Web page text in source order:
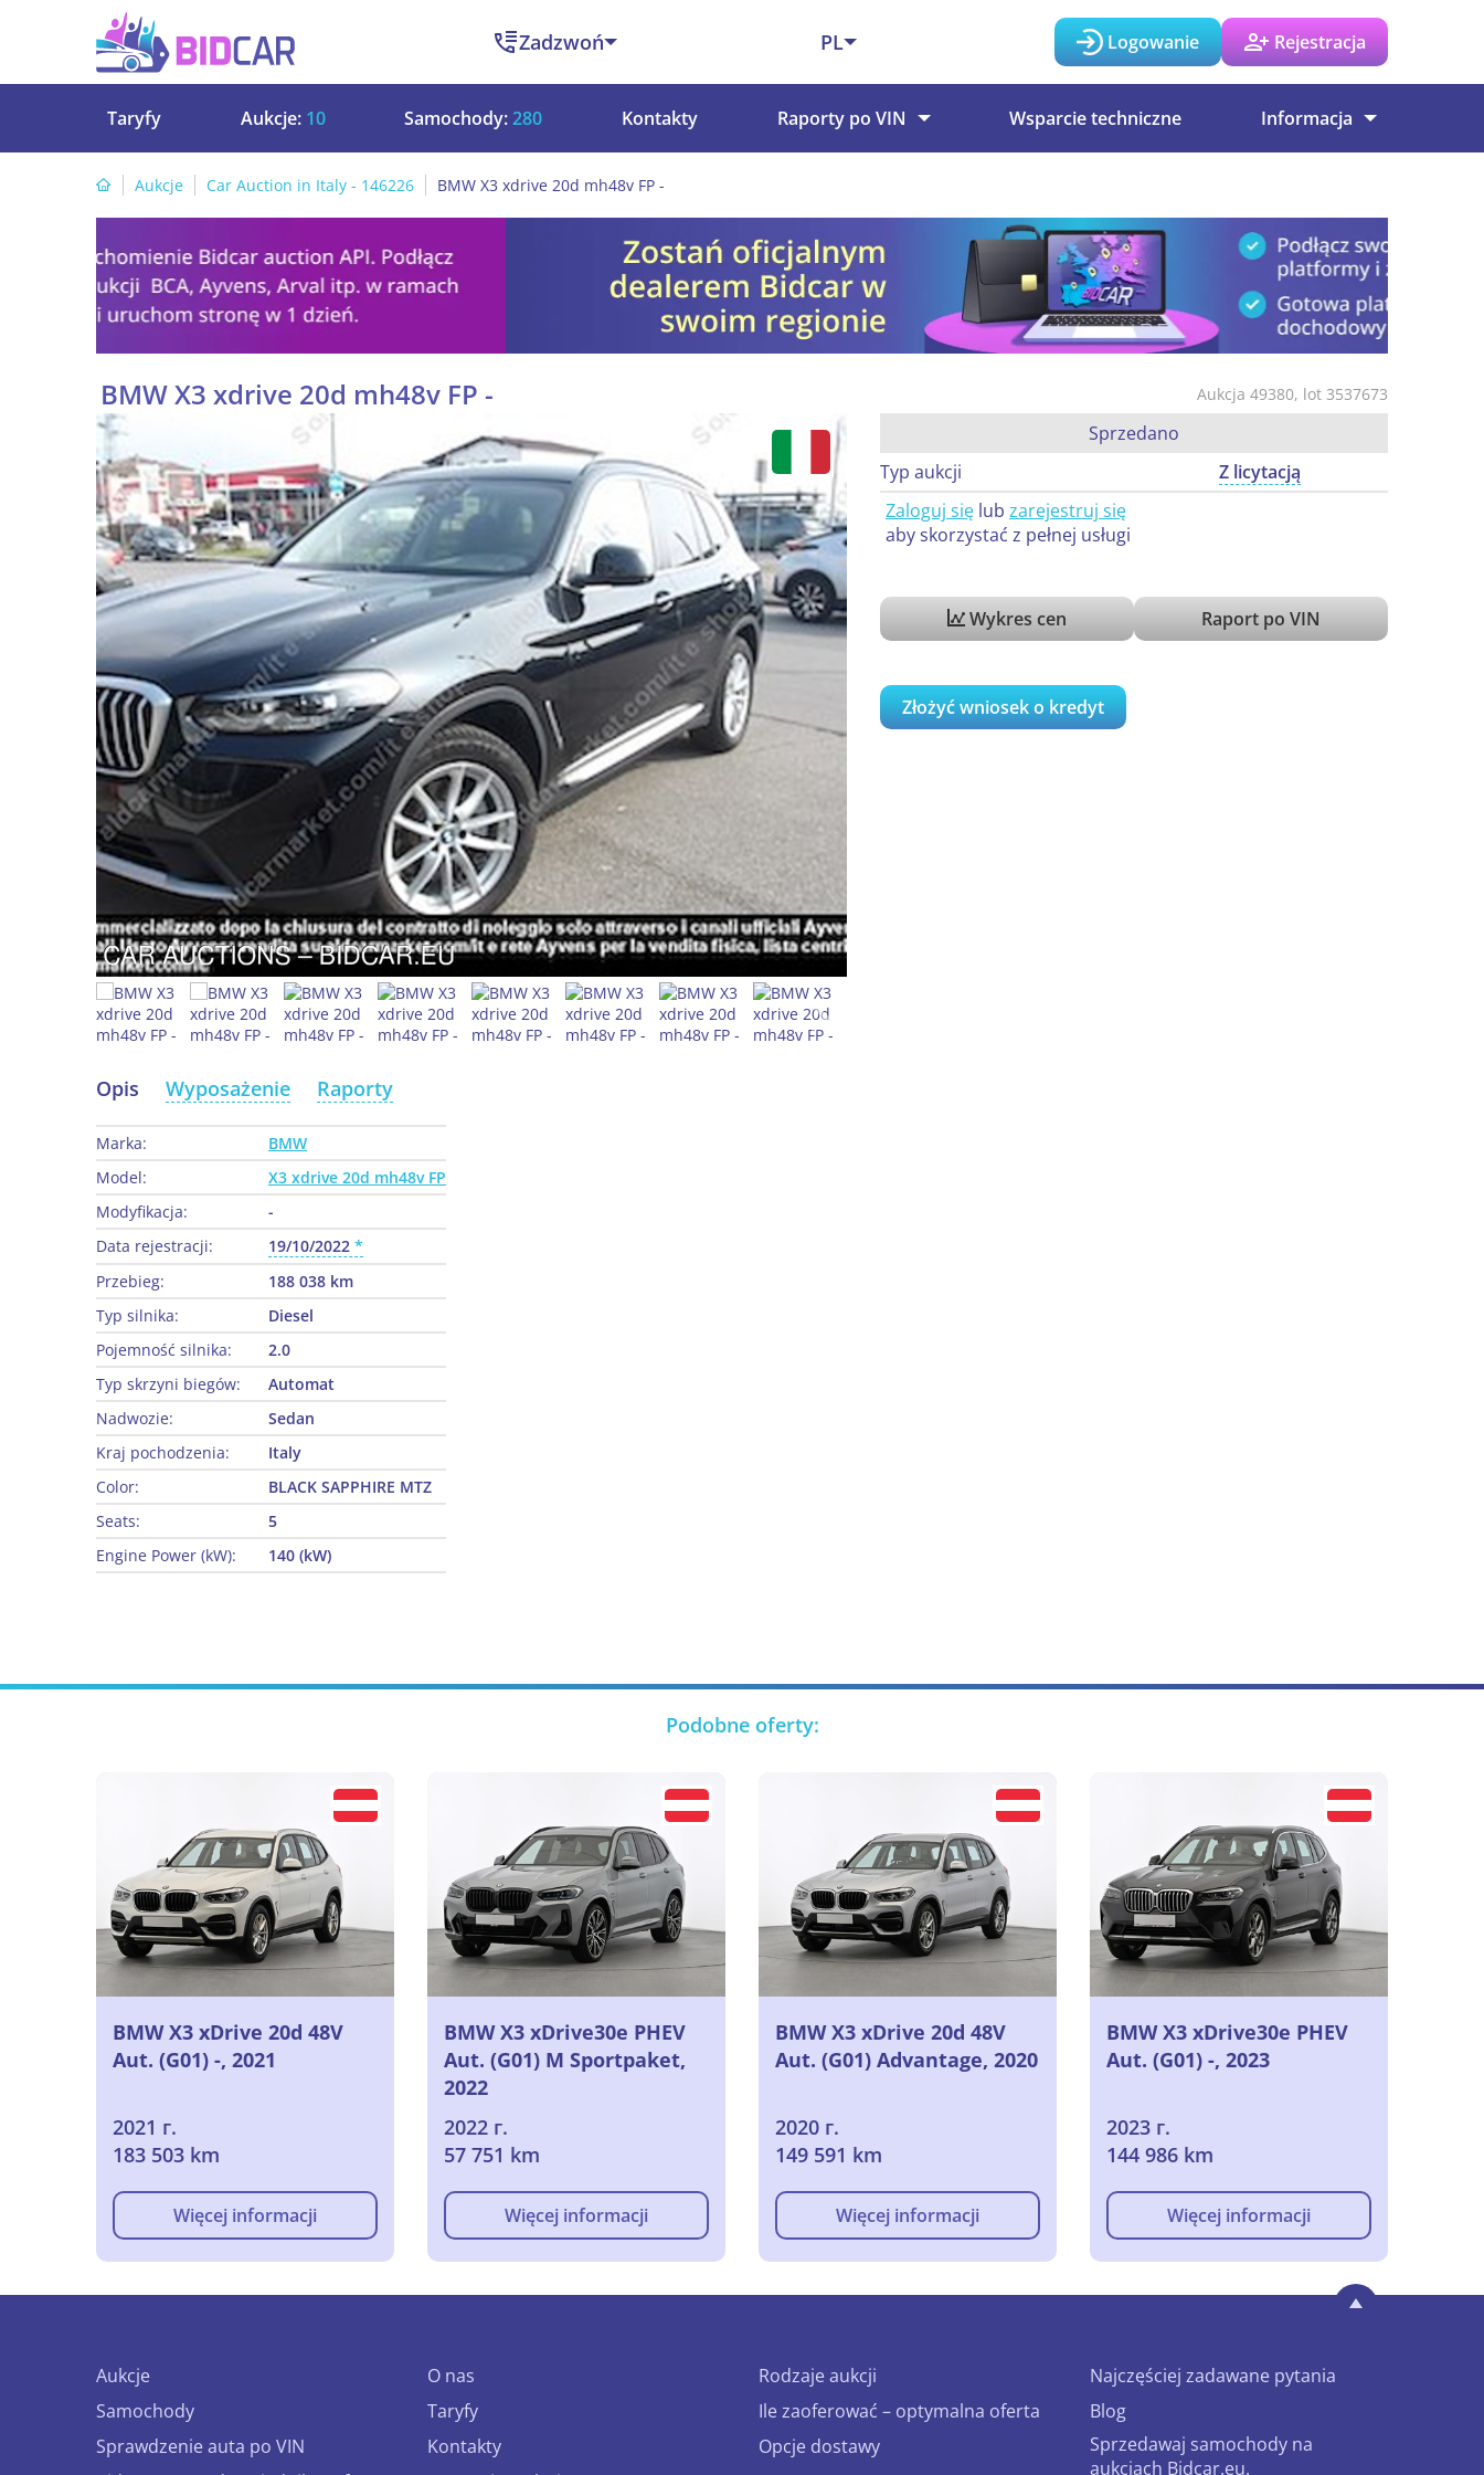
Zadzwoń PL Logowanie Rejestracja
Taryfy Aukcje: 10 Samochody:280 Kontakty Raporty po VIN Wsparcie techniczne Informacja
Aukcje Car Auction in Italy - 146226 BMW X3 xdrive 20d mh48v FP -
Aukcja 49380, lot 3537673
BMW X3 xdrive 20d mh48v FP -
Sprzedano
Typ aukcji
Z licytacją
Zaloguj się lub zarejestruj się
aby skorzystać z pełnej usługi
Wykres cen Raport po VIN
Złożyć wniosek o kredyt
Opis Wyposażenie Raporty
Marka:
BMW
Model:
X3 xdrive 20d mh48v FP
Modyfikacja:
-
Data rejestracji:
19/10/2022
Przebieg:
188 038 km
Typ silnika:
Diesel
Pojemność silnika:
2.0
Typ skrzyni biegów:
Automat
Nadwozie:
Sedan
Kraj pochodzenia:
Italy
Color:
BLACK SAPPHIRE MTZ
Seats:
5
Engine Power (kW):
140 (kW)
Podobne oferty:
BMW X3 xDrive 20d 48V
Aut. (G01) -, 2021
2021 г.
183 503 km
Więcej informacji
BMW X3 xDrive30e PHEV
Aut. (G01) M Sportpaket,
2022
2022 г.
57 751 km
Więcej informacji
BMW X3 xDrive 20d 48V
Aut. (G01) Advantage, 2020
2020 г.
149 591 km
Więcej informacji
BMW X3 xDrive30e PHEV
Aut. (G01) -, 2023
2023 г.
144 986 km
Więcej informacji
Aukcje
Samochody
Sprawdzenie auta po VIN
O nas
Taryfy
Kontakty
Rodzaje aukcji
Ile zaoferować – optymalna oferta
Opcje dostawy
Najczęściej zadawane pytania
Blog
Sprzedawaj samochody na
aukcjach Bidcar.eu.